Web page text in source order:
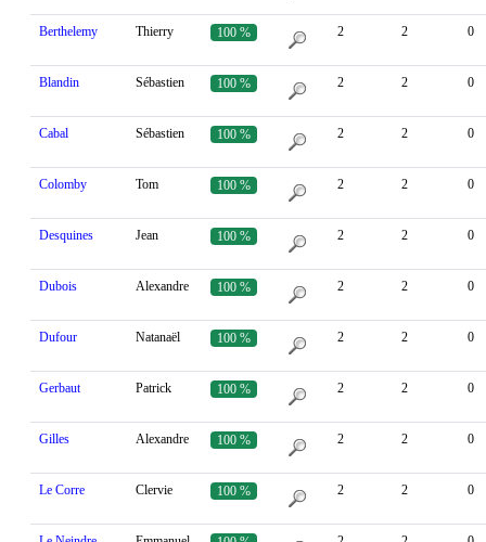
Berthelemy Thierry 100 % 2 2 0
Blandin Sébastien 100 % 2 2 0
Cabal Sébastien 100 % 2 2 0
Colomby Tom 100 % 2 2 0
Desquines Jean 100 % 2 2 0
Dubois Alexandre 100 % 2 2 0
Dufour Natanaël 100 % 2 2 0
Gerbaut Patrick 100 % 2 2 0
Gilles Alexandre 100 % 2 2 0
Le Corre Clervie 100 % 2 2 0